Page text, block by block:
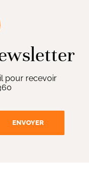
pour recevoir
ENVOYER